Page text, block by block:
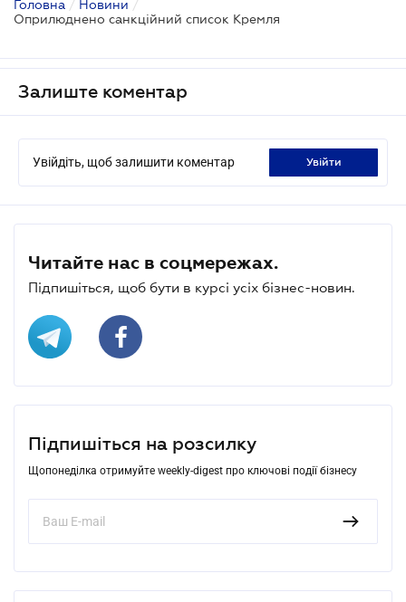
Головна / Новини /
Оприлюднено санкційний список Кремля
Залиште коментар
Увійдіть, щоб залишити коментар увійти
Читайте нас в соцмережах.
Підпишіться, щоб бути в курсі усіх бізнес-новин.
Підпишіться на розсилку
Щопонеділка отримуйте weekly-digest про ключові події бізнесу